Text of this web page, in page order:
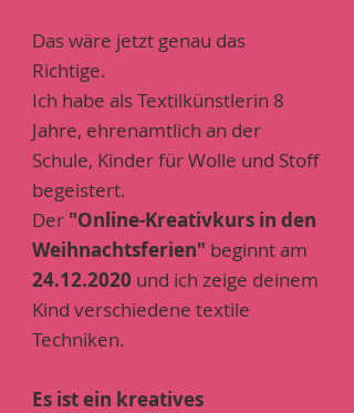
Das wäre jetzt genau das
Richtige.
Ich habe als Textilkünstlerin 8
Jahre, ehrenamtlich an der
Schule, Kinder für Wolle und Stoff
begeistert.
Der "Online-Kreativkurs in den
Weihnachtsferien" beginnt am
24.12.2020 und ich zeige deinem
Kind verschiedene textile
Techniken.
Es ist ein kreatives